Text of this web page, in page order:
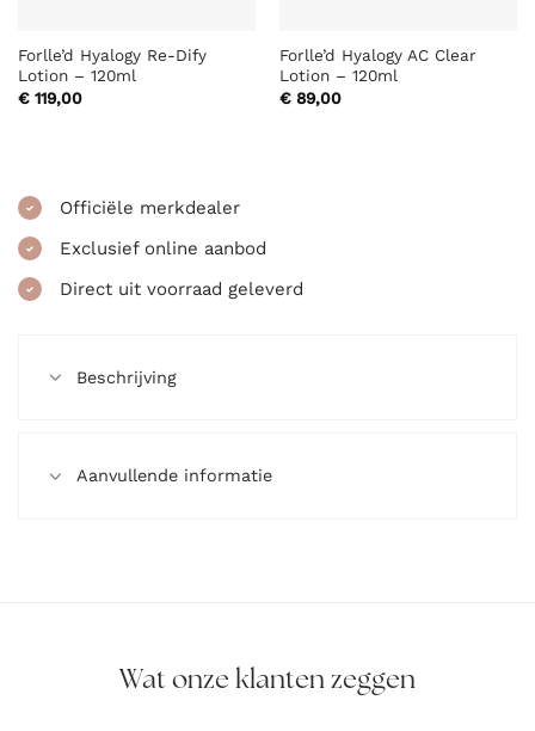
Forlle’d Hyalogy Re-Dify
Lotion – 120ml
€119,00
Forlle’d Hyalogy AC Clear
Lotion – 120ml
€89,00
Officiële merkdealer
Exclusief online aanbod
Direct uit voorraad geleverd
Beschrijving
Aanvullende informatie
Wat onze klanten zeggen